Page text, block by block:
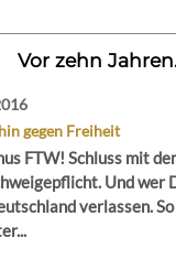
Vor zehn
gegen Freiheit
FTW! Schluss mit
Und wer
verlassen.